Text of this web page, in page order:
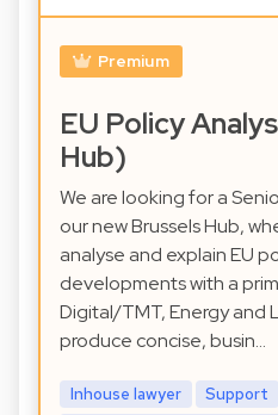
Premium
EU Policy
Hub)
We are looking for a
our new Brussels Hub,
analyse and explain EU
developments with a
Digital/TMT, Energy and
produce concise, busin…
Inhouse lawyer
Support